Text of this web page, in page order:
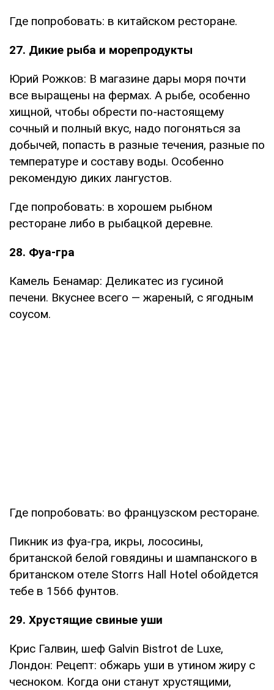
Где попробовать: в китайском ресторане.
27. Дикие рыба и морепродукты
Юрий Рожков: В магазине дары моря почти
все выращены на фермах. А рыбе, особенно
хищной, чтобы обрести по-настоящему
сочный и полный вкус, надо погоняться за
добычей, попасть в разные течения, разные по
температуре и составу воды. Особенно
рекомендую диких лангустов.
Где попробовать: в хорошем рыбном
ресторане либо в рыбацкой деревне.
28. Фуа-гра
Камель Бенамар: Деликатес из гусиной
печени. Вкуснее всего — жареный, с ягодным
соусом.
Где попробовать: во французском ресторане.
Пикник из фуа-гра, икры, лососины,
британской белой говядины и шампанского в
британском отеле Storrs Hall Hotel обойдется
тебе в 1566 фунтов.
29. Хрустящие свиные уши
Крис Галвин, шеф Galvin Bistrot de Luxe,
Лондон: Рецепт: обжарь уши в утином жиру с
чесноком. Когда они станут хрустящими,